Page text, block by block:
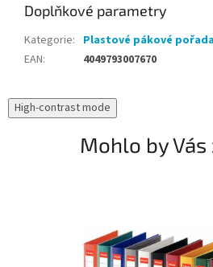
Doplňkové parametry
Kategorie: Plastové pákové
EAN: 4049793007670
High-contrast mode
Mohlo by